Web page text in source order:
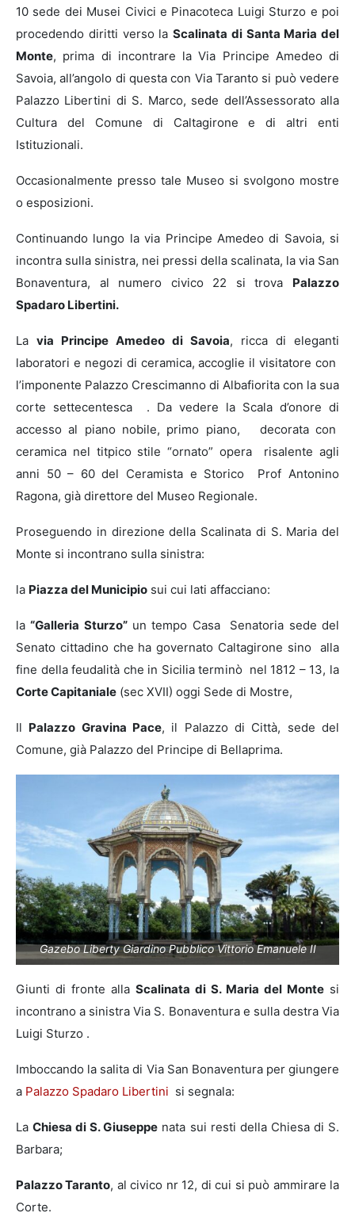
10 sede dei Musei Civici e Pinacoteca Luigi Sturzo e poi
procedendo diritti verso la Scalinata di Santa Maria del
Monte, prima di incontrare la Via Principe Amedeo di
Savoia, all’angolo di questa con Via Taranto si può vedere
Palazzo Libertini di S. Marco, sede dell’Assessorato alla
Cultura del Comune di Caltagirone e di altri enti
Istituzionali.
Occasionalmente presso tale Museo si svolgono mostre
o esposizioni.
Continuando lungo la via Principe Amedeo di Savoia, si
incontra sulla sinistra, nei pressi della scalinata, la via San
Bonaventura, al numero civico 22 si trova Palazzo
Spadaro Libertini.
La via Principe Amedeo di Savoia, ricca di eleganti
laboratori e negozi di ceramica, accoglie il visitatore con
l’imponente Palazzo Crescimanno di Albafiorita con la sua
corte settecentesca . Da vedere la Scala d’onore di
accesso al piano nobile, primo piano, decorata con
ceramica nel titpico stile “ornato” opera risalente agli
anni 50 – 60 del Ceramista e Storico Prof Antonino
Ragona, già direttore del Museo Regionale.
Proseguendo in direzione della Scalinata di S. Maria del
Monte si incontrano sulla sinistra:
la Piazza del Municipio sui cui lati affacciano:
la“Galleria Sturzo”un tempo Casa Senatoria sede del
Senato cittadino che ha governato Caltagirone sino alla
fine della feudalità che in Sicilia terminò nel 1812 – 13, la
Corte Capitaniale (sec XVII) oggi Sede di Mostre,
Il Palazzo Gravina Pace, il Palazzo di Città, sede del
Comune, già Palazzo del Principe di Bellaprima.
Gazebo Liberty Giardino Pubblico Vittorio Emanuele II
Giunti di fronte alla Scalinata di S. Maria del Monte si
incontrano a sinistra Via S. Bonaventura e sulla destra Via
Luigi Sturzo .
Imboccando la salita di Via San Bonaventura per giungere
a Palazzo Spadaro Libertini si segnala:
LaChiesa di S. Giuseppe nata sui resti della Chiesa di S.
Barbara;
Palazzo Taranto, al civico nr 12, di cui si può ammirare la
Corte.